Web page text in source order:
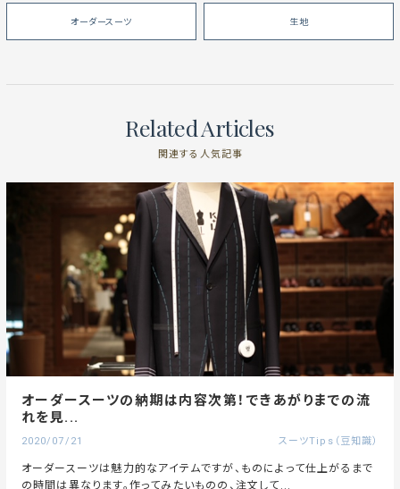
オーダースーツ 生地
Related Articles
関連する人気記事
オーダースーツの納期は内容次第！できあがりまでの流
れを見...
2020/07/21 スーツTips（豆知識）
オーダースーツは魅力的なアイテムですが、ものによって仕上がるまで
の時間は異なります。作ってみたいものの、注文して...